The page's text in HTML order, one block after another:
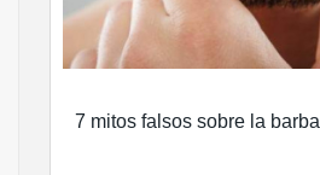
7 mitos falsos sobre la barba